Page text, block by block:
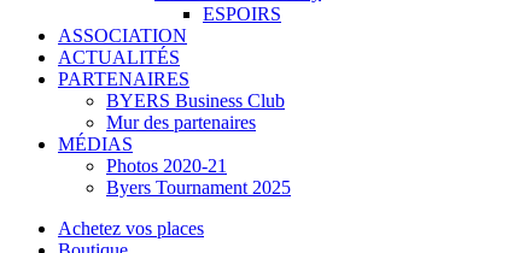
ESPOIRS
ASSOCIATION
ACTUALITÉS
PARTENAIRES
BYERS Business Club
Mur des partenaires
MÉDIAS
Photos 2020-21
Byers Tournament 2025
Achetez vos places